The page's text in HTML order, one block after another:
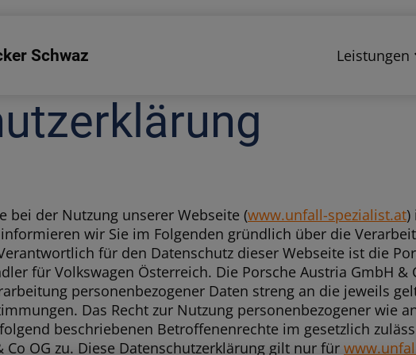
Schwaz Leistungen
bei der Nutzung unserer Webseite (www.unfall-spezialist.at)
wir Sie im Folgenden gründlich über die
für den Datenschutz dieser Webseite ist die
für Volkswagen Österreich. Die Porsche Austria GmbH &
personenbezogener Daten streng an die jeweils
Das Recht zur Nutzung personenbezogener wie
beschriebenen Betroffenenrechte im gesetzlich
Co OG zu. Diese Datenschutzerklärung gilt nur für